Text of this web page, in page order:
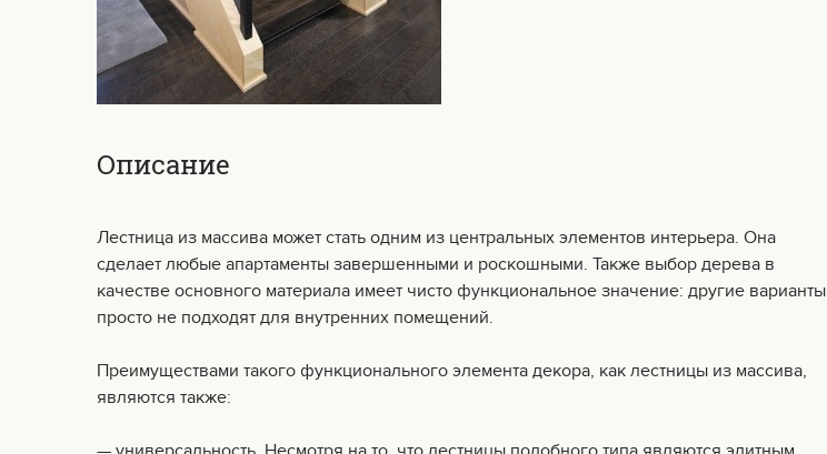
Описание
Лестница из массива может стать одним из центральных элементов интерьера. Она
сделает любые апартаменты завершенными и роскошными. Также выбор дерева в
качестве основного материала имеет чисто функциональное значение: другие варианты
просто не подходят для внутренних помещений.
Преимуществами такого функционального элемента декора, как лестницы из массива,
являются также: